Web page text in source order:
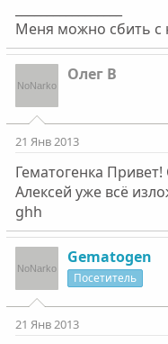
Меня можно сбить с
Олег В
21 Янв 2013
Гематогенка Привет!
Алексей уже всё
ghh
Gematogen
Посетитель
21 Янв 2013